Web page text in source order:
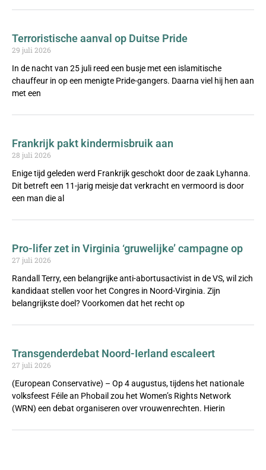
Terroristische aanval op Duitse Pride
29 juli 2026
In de nacht van 25 juli reed een busje met een islamitische
chauffeur in op een menigte Pride-gangers. Daarna viel hij hen aan
met een
Frankrijk pakt kindermisbruik aan
28 juli 2026
Enige tijd geleden werd Frankrijk geschokt door de zaak Lyhanna.
Dit betreft een 11-jarig meisje dat verkracht en vermoord is door
een man die al
Pro-lifer zet in Virginia ‘gruwelijke’ campagne op
27 juli 2026
Randall Terry, een belangrijke anti-abortusactivist in de VS, wil zich
kandidaat stellen voor het Congres in Noord-Virginia. Zijn
belangrijkste doel? Voorkomen dat het recht op
Transgenderdebat Noord-Ierland escaleert
27 juli 2026
(European Conservative) – Op 4 augustus, tijdens het nationale
volksfeest Féile an Phobail zou het Women’s Rights Network
(WRN) een debat organiseren over vrouwenrechten. Hierin